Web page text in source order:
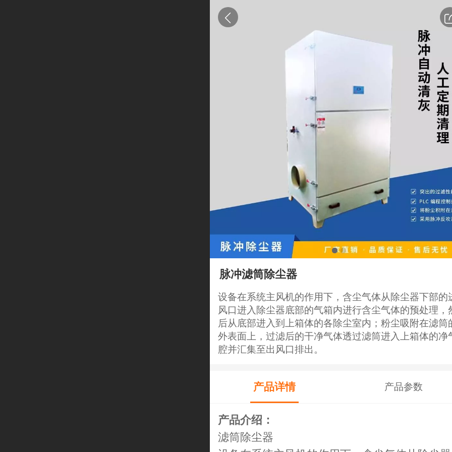
脉冲滤筒除尘器
设备在系统主风机的作用下，含尘气体从除尘器下部的
风口进入除尘器底部的气箱内进行含尘气体的预处理，
后从底部进入到上箱体的各除尘室内；粉尘吸附在滤筒
外表面上，过滤后的干净气体透过滤筒进入上箱体的净
腔并汇集至出风口排出。
产品详情 产品参数
产品介绍：
滤筒除尘器